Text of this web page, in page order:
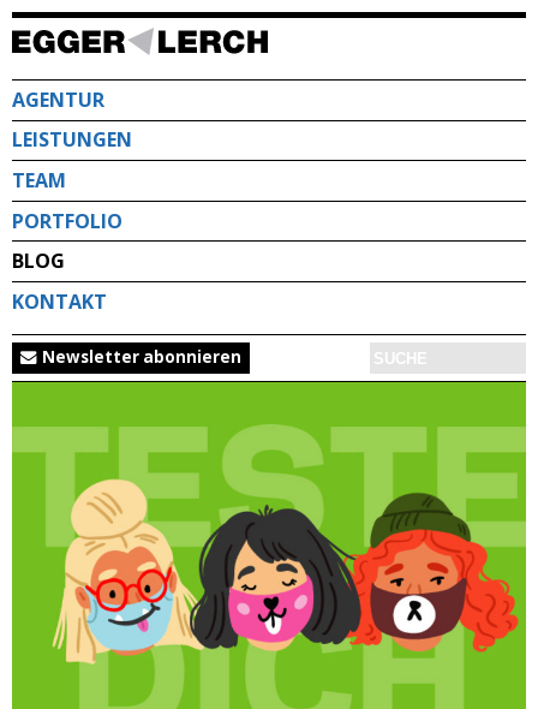
Direkt
zum
AGENTUR
LEISTUNGEN
TEAM
PORTFOLIO
BLOG
KONTAKT
Newsletter abonnieren